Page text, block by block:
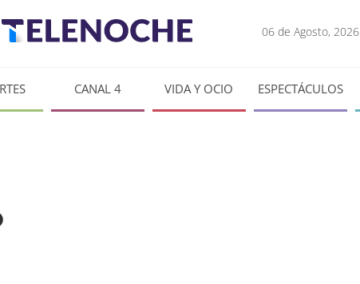
06 de Agosto, 2026
CANAL 4 VIDA Y OCIO ESPECTÁCULOS